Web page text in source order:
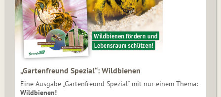
„Gartenfreund Spezial“: Wildbienen
Eine Ausgabe „Gartenfreund Spezial“ mit nur einem Thema:
Wildbienen!